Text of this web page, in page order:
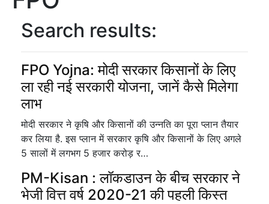
Search results:
FPO Yojna: मोदी सरकार किसानों के लिए
ला रही नई सरकारी योजना, जानें कैसे मिलेगा
लाभ
मोदी सरकार ने कृषि और किसानों की उन्नति का पूरा प्लान तैयार
कर लिया है. इस प्लान में सरकार कृषि और किसानों के लिए अगले
5 सालों में लगभग 5 हजार करोड़ र…
PM-Kisan : लॉकडाउन के बीच सरकार ने
भेजी वित्त वर्ष 2020-21 की पहली किस्त